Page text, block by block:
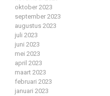
oktober 2023
september 2023
augustus 2023
juli 2023
juni 2023
mei 2023
april 2023
maart 2023
februari 2023
januari 2023